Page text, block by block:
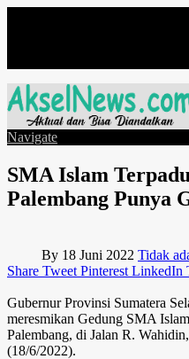
Navigate
SMA Islam
Palembang Punya
By 18 Juni 2022 Tidak
Share Tweet Pinterest LinkedIn
Gubernur Provinsi Sumatera
meresmikan Gedung SMA
Palembang, di Jalan R.
(18/6/2022).